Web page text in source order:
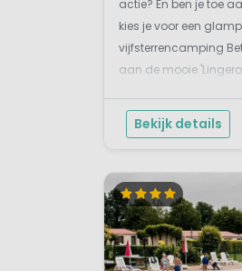
actie? En ben je toe
kies je voor een
vijfsterrencamping
aan de mooie
tocht starten.
recre...
Bekijk details